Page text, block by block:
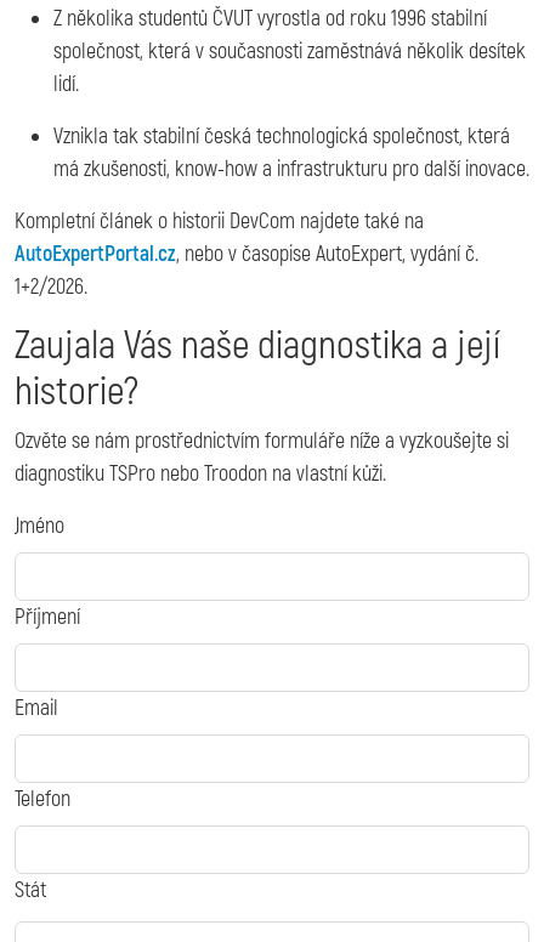
Z několika studentů ČVUT vyrostla od roku 1996 stabilní
společnost, která v současnosti zaměstnává několik desítek
lidí.
Vznikla tak stabilní česká technologická společnost, která
má zkušenosti, know-how a infrastrukturu pro další inovace.
Kompletní článek o historii DevCom najdete také na
AutoExpertPortal.cz, nebo v časopise AutoExpert, vydání č.
1+2/2026.
Zaujala Vás naše diagnostika a její
historie?
Ozvěte se nám prostřednictvím formuláře níže a vyzkoušejte si
diagnostiku TSPro nebo Troodon na vlastní kůži.
Jméno
Příjmení
Email
Telefon
Stát